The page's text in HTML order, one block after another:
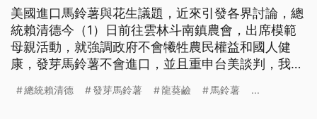
美國進口馬鈴薯與花生議題，近來引發各界討論，總
統賴清德今（1）日前往雲林斗南鎮農會，出席模範
母親活動，就強調政府不會犧牲農民權益和國人健
康，發芽馬鈴薯不會進口，並且重申台美談判，我們
總統賴清德 發芽馬鈴薯 龍葵鹼 馬鈴薯 ...